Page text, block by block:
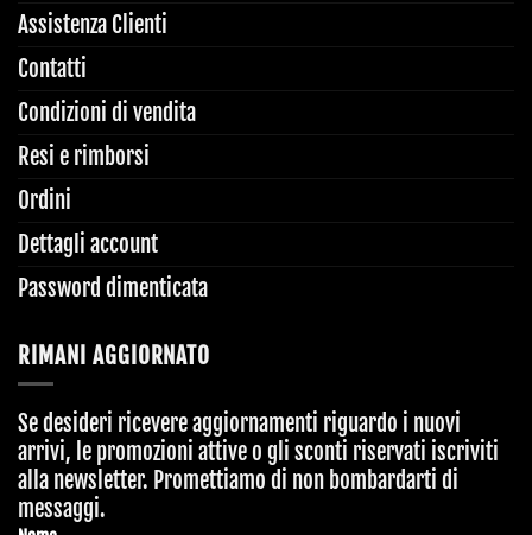
Assistenza Clienti
Contatti
Condizioni di vendita
Resi e rimborsi
Ordini
Dettagli account
Password dimenticata
RIMANI AGGIORNATO
Se desideri ricevere aggiornamenti riguardo i nuovi
arrivi, le promozioni attive o gli sconti riservati iscriviti
alla newsletter. Promettiamo di non bombardarti di
messaggi.